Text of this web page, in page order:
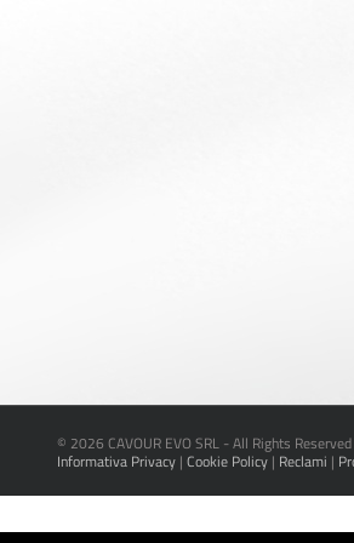
© 2026 CAVOUR EVO SRL - All Rights Reserved
Informativa Privacy | Cookie Policy | Reclami |